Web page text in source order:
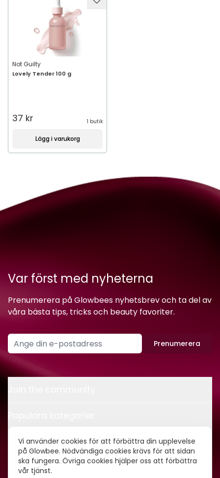
Vi använder cookies för att förbättra din upplevelse
på Glowbee. Nödvändiga cookies krävs för att sidan
ska fungera. Övriga cookies hjälper oss att förbättra
vår tjänst.
Not Guilty
Lovely Tender 100 g
37 kr 1 butik
Lägg i varukorg
Var först med nyheterna
Prenumerera på Glowbees nyhetsbrev och ta del av
våra bästa tips, tricks och beauty favoriter.
Prenumerera
Kontakt
Om oss